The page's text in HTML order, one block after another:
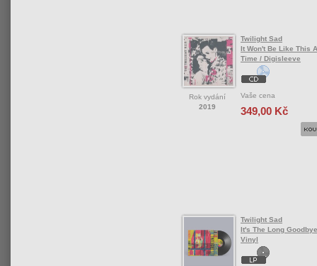
Rok vydání
2019
Twilight Sad
It Won't Be Like This
Time / Digisleeve
Vaše cena
349,00 Kč
Twilight Sad
It's The Long
Vinyl